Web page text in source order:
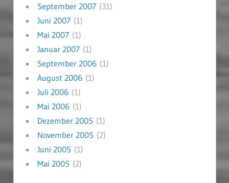
September 2007(31)
Juni 2007(1)
Mai 2007(1)
Januar 2007(1)
September 2006(1)
August 2006(1)
Juli 2006(1)
Mai 2006(1)
Dezember 2005 (1)
November 2005 (2)
Juni 2005 (1)
Mai 2005 (2)